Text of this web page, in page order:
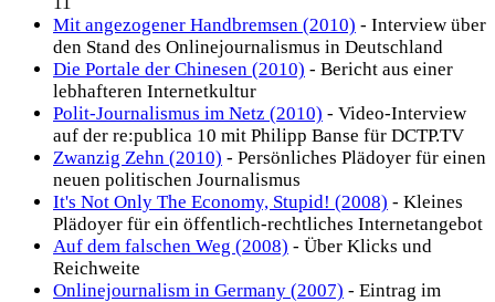
Mit angezogener Handbremsen (2010) - Interview über
den Stand des Onlinejournalismus in Deutschland
Die Portale der Chinesen (2010) - Bericht aus einer
lebhafteren Internetkultur
Polit-Journalismus im Netz (2010) - Video-Interview
auf der re:publica 10 mit Philipp Banse für DCTP.TV
Zwanzig Zehn (2010) - Persönliches Plädoyer für einen
neuen politischen Journalismus
It's Not Only The Economy, Stupid! (2008) - Kleines
Plädoyer für ein öffentlich-rechtliches Internetangebot
Auf dem falschen Weg (2008) - Über Klicks und
Reichweite
Onlinejournalism in Germany (2007) - Eintrag im